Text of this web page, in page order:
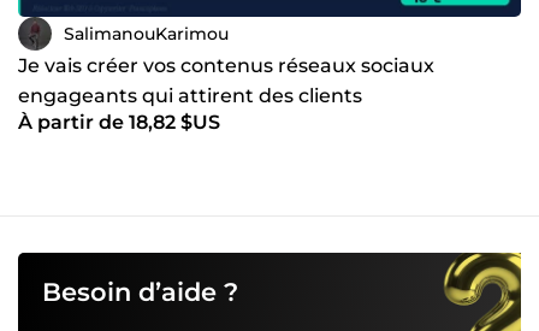
SalimanouKarimou
Je vais créer vos contenus réseaux sociaux
engageants qui attirent des clients
À partir de 18,82 $US
Besoin d’aide ?